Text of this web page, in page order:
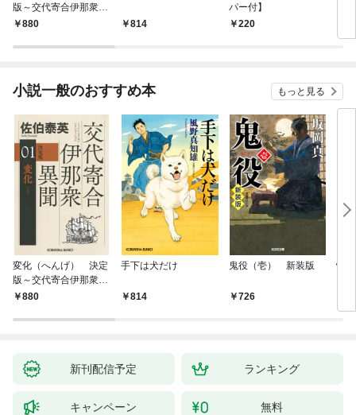
版～交代寄合伊那衆異
聞（1）～
880 814
パー付】
220
小説一般のおすすめ本 もっと見る
変化（へんげ） 決定
版～交代寄合伊那衆異
聞（1）～
880
手下は犬だけ
814
鬼役（壱） 新装版
726
情
新刊配信予定 ランキング
キャンペーン 無料